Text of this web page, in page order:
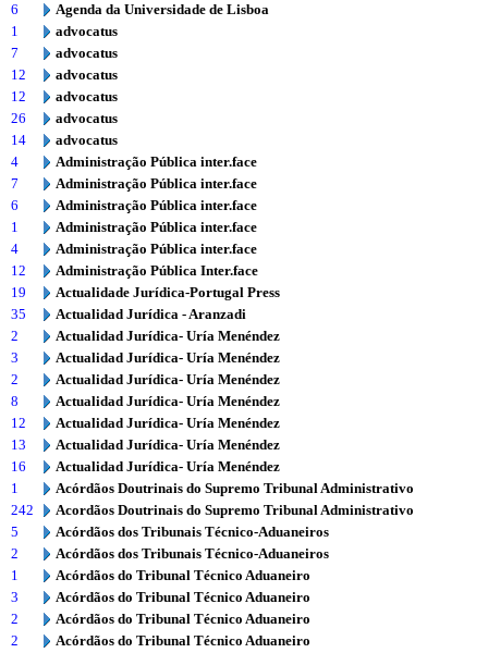
6
Agenda da Universidade de Lisboa
1
advocatus
7
advocatus
12
advocatus
12
advocatus
26
advocatus
14
advocatus
4
Administração Pública inter.face
7
Administração Pública inter.face
6
Administração Pública inter.face
1
Administração Pública inter.face
4
Administração Pública inter.face
12
Administração Pública Inter.face
19
Actualidade Jurídica-Portugal Press
35
Actualidad Jurídica - Aranzadi
2
Actualidad Jurídica- Uría Menéndez
3
Actualidad Jurídica- Uría Menéndez
2
Actualidad Jurídica- Uría Menéndez
8
Actualidad Jurídica- Uría Menéndez
12
Actualidad Jurídica- Uría Menéndez
13
Actualidad Jurídica- Uría Menéndez
16
Actualidad Jurídica- Uría Menéndez
1
Acórdãos Doutrinais do Supremo Tribunal Administrativo
242
Acordãos Doutrinais do Supremo Tribunal Administrativo
5
Acórdãos dos Tribunais Técnico-Aduaneiros
2
Acórdãos dos Tribunais Técnico-Aduaneiros
1
Acórdãos do Tribunal Técnico Aduaneiro
3
Acórdãos do Tribunal Técnico Aduaneiro
2
Acórdãos do Tribunal Técnico Aduaneiro
2
Acórdãos do Tribunal Técnico Aduaneiro